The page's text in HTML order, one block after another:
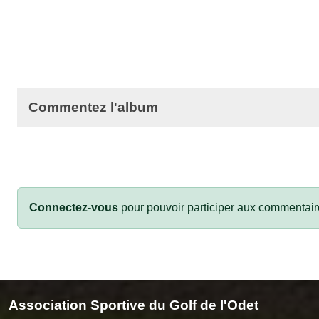
Commentez l'album
Connectez-vous pour pouvoir participer aux
Association Sportive du Golf de l'Odet